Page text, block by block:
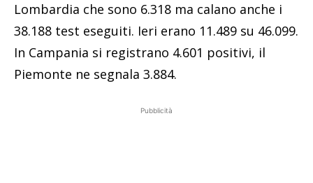
Lombardia che sono 6.318 ma calano anche i
38.188 test eseguiti. Ieri erano 11.489 su 46.099.
In Campania si registrano 4.601 positivi, il
Piemonte ne segnala 3.884.
Pubblicità